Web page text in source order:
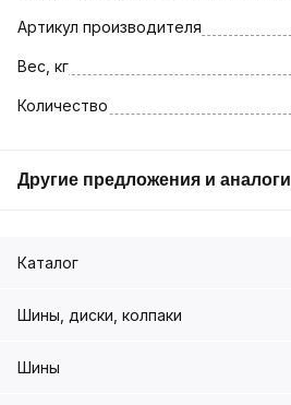
Артикул производителя
Вес, кг
Количество
Другие предложения и аналоги
Каталог
Шины, диски, колпаки
Шины